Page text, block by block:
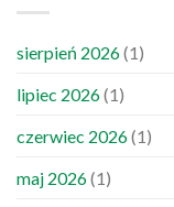
sierpień 2026(1)
lipiec 2026(1)
czerwiec 2026(1)
maj 2026(1)